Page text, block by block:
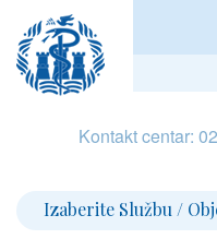
Kontakt centar:
Izaberite Službu /